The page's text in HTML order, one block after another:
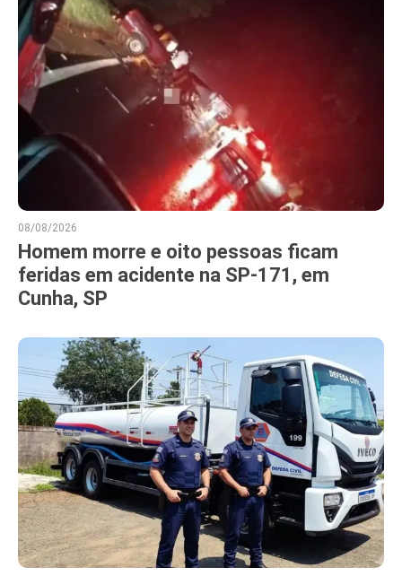
08/08/2026
Homem morre e oito pessoas ficam
feridas em acidente na SP-171, em
Cunha, SP